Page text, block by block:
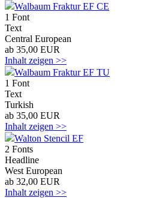
Walbaum Fraktur EF CE
1 Font
Text
Central European
ab 35,00 EUR
Inhalt zeigen >>
Walbaum Fraktur EF TU
1 Font
Text
Turkish
ab 35,00 EUR
Inhalt zeigen >>
Walton Stencil EF
2 Fonts
Headline
West European
ab 32,00 EUR
Inhalt zeigen >>